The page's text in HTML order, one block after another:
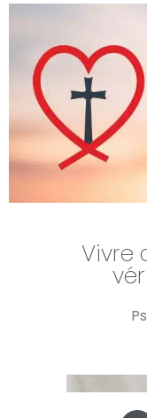
Vivre